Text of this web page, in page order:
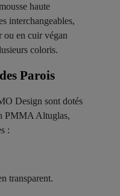
haute
interchangeables,
ou en cuir végan
coloris.
Parois
Design sont dotés
PMMA Altuglas,
:
transparent.